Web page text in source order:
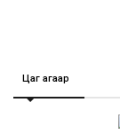
Цаг агаар